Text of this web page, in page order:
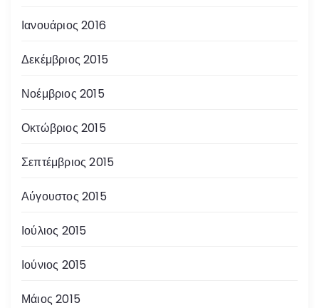
Ιανουάριος 2016
Δεκέμβριος 2015
Νοέμβριος 2015
Οκτώβριος 2015
Σεπτέμβριος 2015
Αύγουστος 2015
Ιούλιος 2015
Ιούνιος 2015
Μάιος 2015